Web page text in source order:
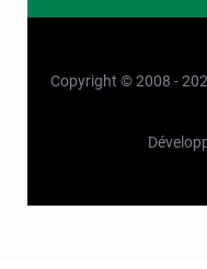
Copyright © 2008 -